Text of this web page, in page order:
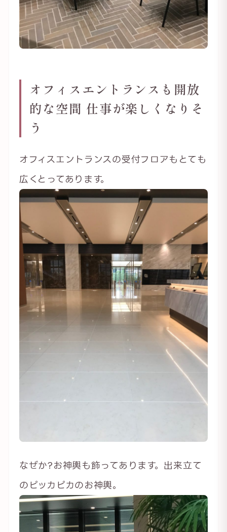
オフィスエントランスも開放
的な空間 仕事が楽しくなりそ
う
オフィスエントランスの受付フロアもとても
広くとってあります。
なぜか?お神輿も飾ってあります。出来立て
のピッカピカのお神輿。